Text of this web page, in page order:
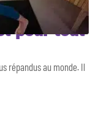
pour tout
répandus au monde. Il